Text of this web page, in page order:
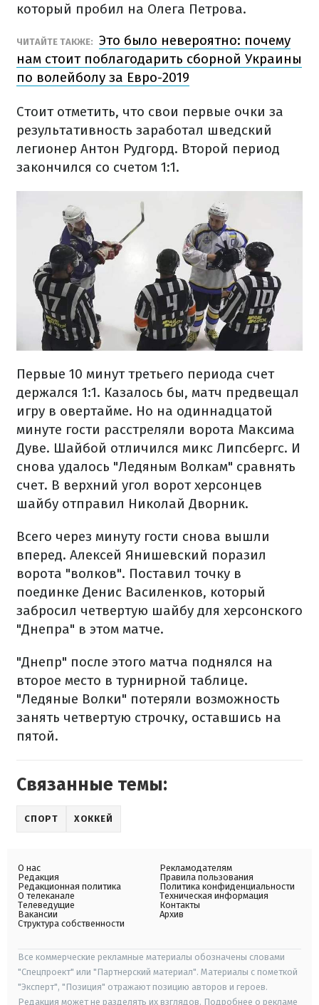
который пробил на Олега Петрова.
ЧИТАЙТЕ ТАКЖЕ: Это было невероятно: почему
нам стоит поблагодарить сборной Украины
по волейболу за Евро-2019
Стоит отметить, что свои первые очки за
результативность заработал шведский
легионер Антон Рудгорд. Второй период
закончился со счетом 1:1.
Первые 10 минут третьего периода счет
держался 1:1. Казалось бы, матч предвещал
игру в овертайме. Но на одиннадцатой
минуте гости расстреляли ворота Максима
Дуве. Шайбой отличился микс Липсбергс. И
снова удалось "Ледяным Волкам" сравнять
счет. В верхний угол ворот херсонцев
шайбу отправил Николай Дворник.
Всего через минуту гости снова вышли
вперед. Алексей Янишевский поразил
ворота "волков". Поставил точку в
поединке Денис Василенков, который
забросил четвертую шайбу для херсонского
"Днепра" в этом матче.
"Днепр" после этого матча поднялся на
второе место в турнирной таблице.
"Ледяные Волки" потеряли возможность
занять четвертую строчку, оставшись на
пятой.
Связанные темы:
СПОРТ ХОККЕЙ
О нас
Редакция
Редакционная политика
О телеканале
Телеведущие
Вакансии
Структура собственности
Рекламодателям
Правила пользования
Политика конфиденциальности
Техническая информация
Контакты
Архив
Все коммерческие рекламные материалы обозначены словами
"Спецпроект" или "Партнерский материал". Материалы с пометкой
"Эксперт", "Позиция" отражают позицию авторов и героев.
Редакция может не разделять их взглядов. Подробнее о рекламе